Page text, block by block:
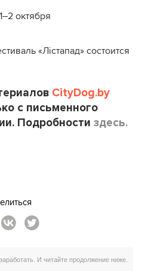
октября
«Лістапад» состоится
CityDog.by
с письменного
Подробности здесь.